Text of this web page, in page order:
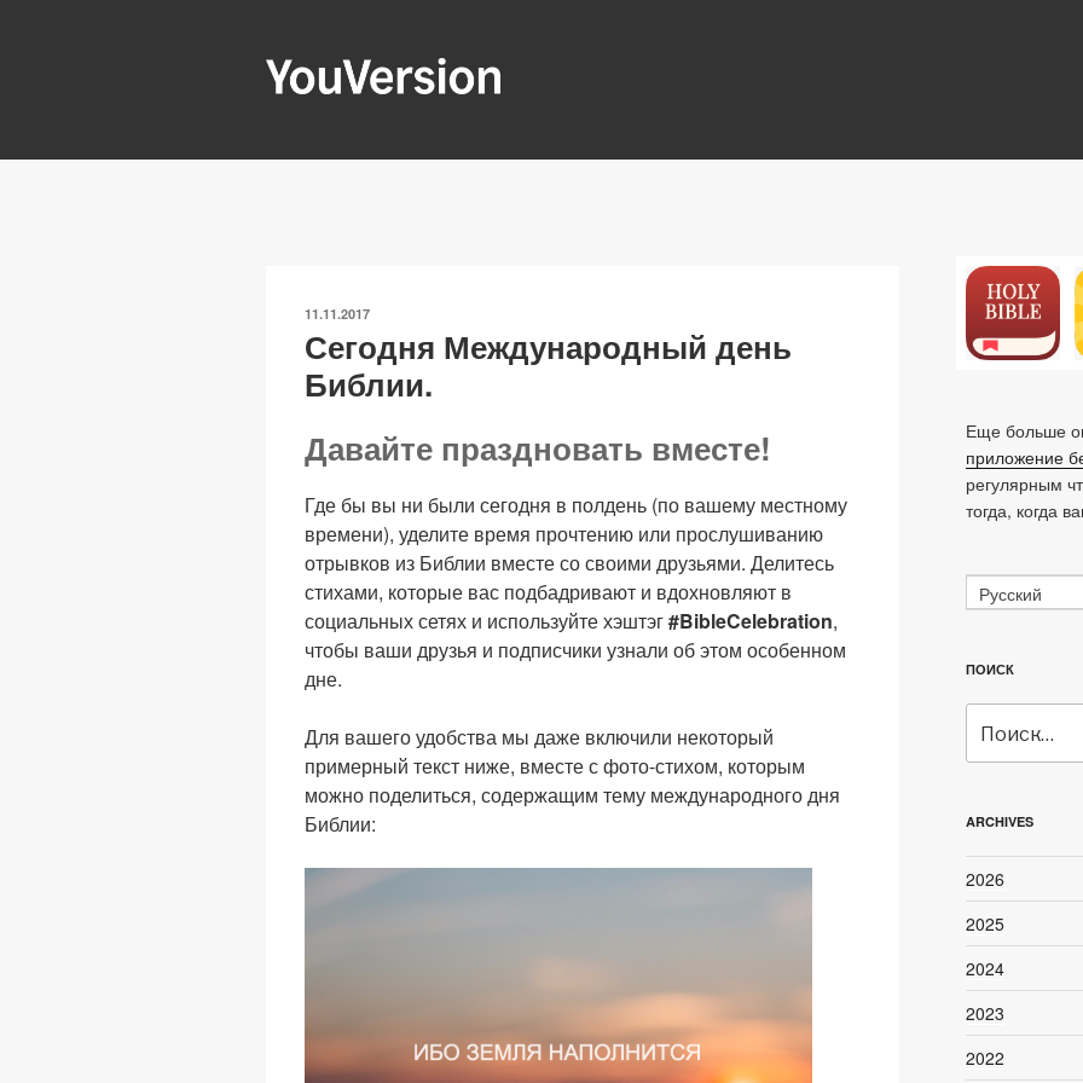
ОПУБЛИКОВАНО
11.11.2017
Сегодня Международный день
Библии.
Давайте праздновать вместе!
Где бы вы ни были сегодня в полдень (по вашему местному
времени), уделите время прочтению или прослушиванию
отрывков из Библии вместе со своими друзьями. Делитесь
стихами, которые вас подбадривают и вдохновляют в
социальных сетях и используйте хэштэг#BibleCelebration,
чтобы ваши друзья и подписчики узнали об этом особенном
дне.
Для вашего удобства мы даже включили некоторый
примерный текст ниже, вместе с фото-стихом, которым
можно поделиться, содержащим тему международного дня
Библии:
Еще больше
приложение
регулярным
тогда, когда
Русский
ПОИСК
ARCHIVES
2026
2025
2024
2023
2022